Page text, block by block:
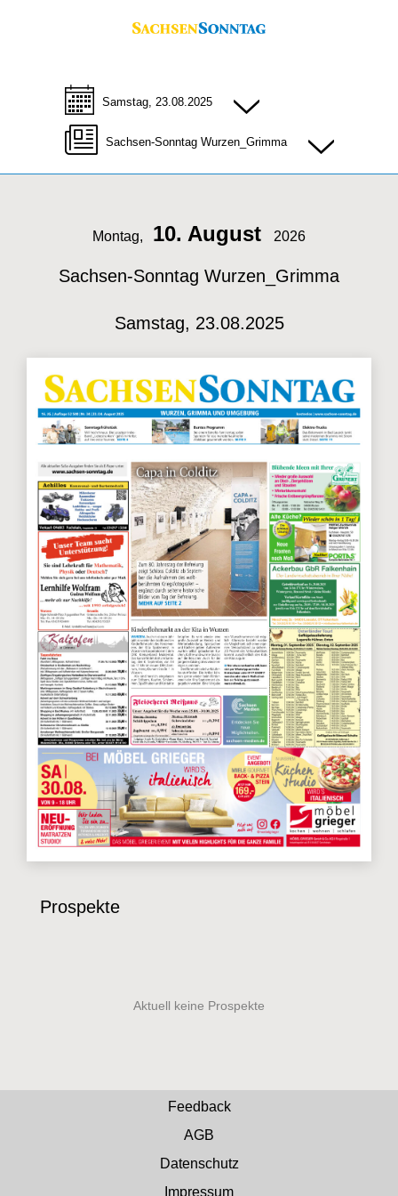
Samstag, 23.08.2025
Sachsen-Sonntag Wurzen_Grimma
Montag, 10. August 2026
Sachsen-Sonntag Wurzen_Grimma
Samstag, 23.08.2025
Prospekte
Feedback
AGB
Datenschutz
Impressum